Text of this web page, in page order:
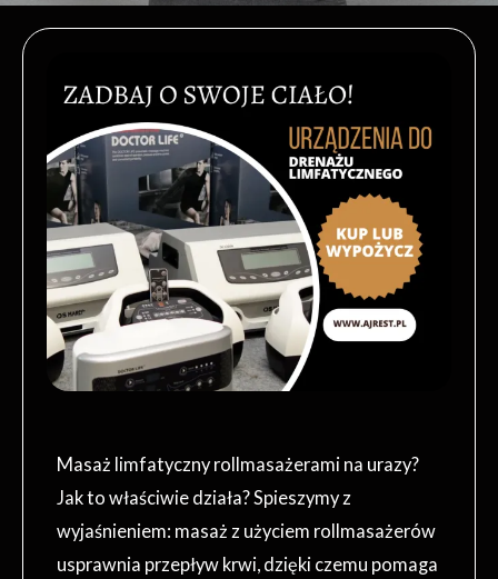
Masaż limfatyczny rollmasażerami na urazy?
Jak to właściwie działa? Spieszymy z
wyjaśnieniem: masaż z użyciem rollmasażerów
usprawnia przepływ krwi, dzięki czemu pomaga